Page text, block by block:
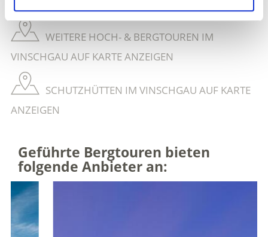
WEITERE HOCH- & BERGTOUREN IM
VINSCHGAU AUF KARTE ANZEIGEN
SCHUTZHÜTTEN IM VINSCHGAU AUF KARTE
ANZEIGEN
Geführte Bergtouren bieten
folgende Anbieter an: